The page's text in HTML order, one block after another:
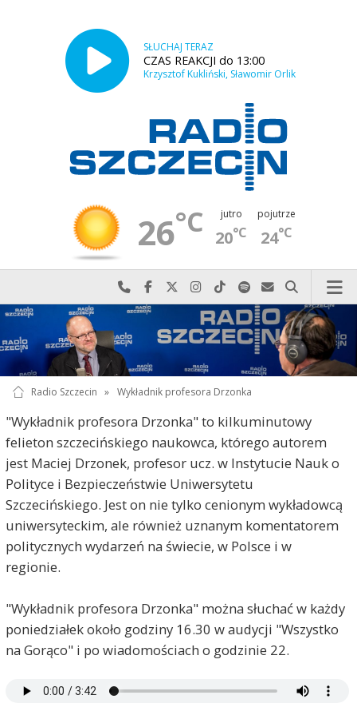
SŁUCHAJ TERAZ
CZAS REAKCJI do 13:00
Krzysztof Kukliński, Sławomir Orlik
26°C jutro
20°C
pojutrze
24°C
Najlepiej po prostu do nas zadzwoń
Odwiedź nas na Facebook-u
Odwiedź nas na X
Odwiedź nas na Instagram-ie
Odwiedź nas na TikTok-u
Szukaj nas na Spotify
Wyślij do nas
Szukaj
Radio Szczecin » Wykładnik profesora Drzonka
"Wykładnik profesora Drzonka" to kilkuminutowy
felieton szczecińskiego naukowca, którego autorem
jest Maciej Drzonek, profesor ucz. w Instytucie Nauk o
Polityce i Bezpieczeństwie Uniwersytetu
Szczecińskiego. Jest on nie tylko cenionym wykładowcą
uniwersyteckim, ale również uznanym komentatorem
politycznych wydarzeń na świecie, w Polsce i w
regionie.
"Wykładnik profesora Drzonka" można słuchać w każdy
poniedziałek około godziny 16.30 w audycji "Wszystko
na Gorąco" i po wiadomościach o godzinie 22.